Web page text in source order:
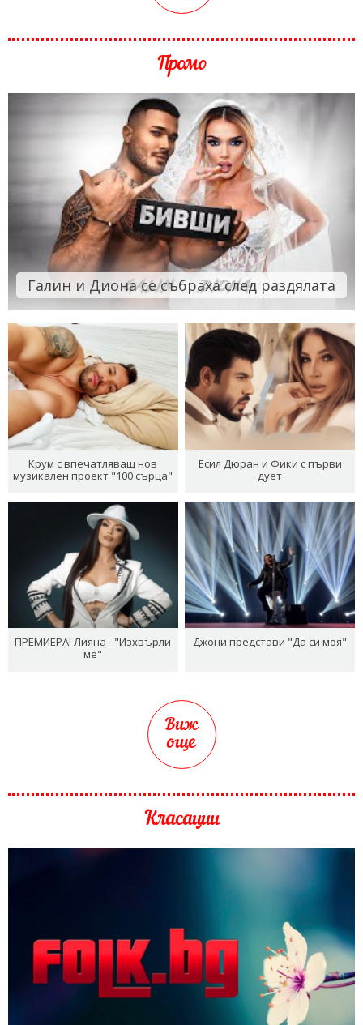
Промо
Галин и Диона се събраха след раздялата
Крум с впечатляващ нов
музикален проект "100 сърца"
Есил Дюран и Фики с първи
дует
ПРЕМИЕРА! Лияна - "Изхвърли
ме"
Джони представи "Да си моя"
Виж
още
Класации